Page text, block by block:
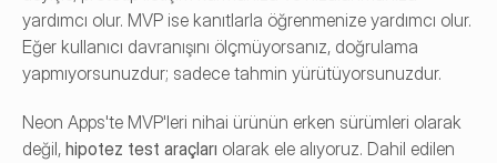
yardımcı olur. MVP ise kanıtlarla öğrenmenize yardımcı olur.
Eğer kullanıcı davranışını ölçmüyorsanız, doğrulama
yapmıyorsunuzdur; sadece tahmin yürütüyorsunuzdur.
Neon Apps'te MVP'leri nihai ürünün erken sürümleri olarak
değil, hipotez test araçları olarak ele alıyoruz. Dahil edilen